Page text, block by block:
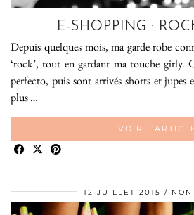
E-SHOPPING :
Depuis quelques mois, ma garde-robe
‘rock’, tout en gardant ma touche girly.
perfecto, puis sont arrivés shorts et
plus …
VOIR
12 JUILLET 2015 NON